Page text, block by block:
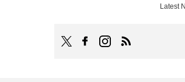
Latest
TOCANAのFacebookはこち
TOCANAのinstagram